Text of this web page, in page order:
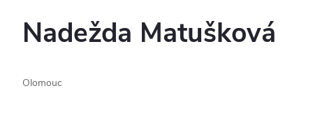
Nadežda Matušková
Olomouc